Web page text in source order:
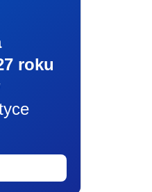
roku